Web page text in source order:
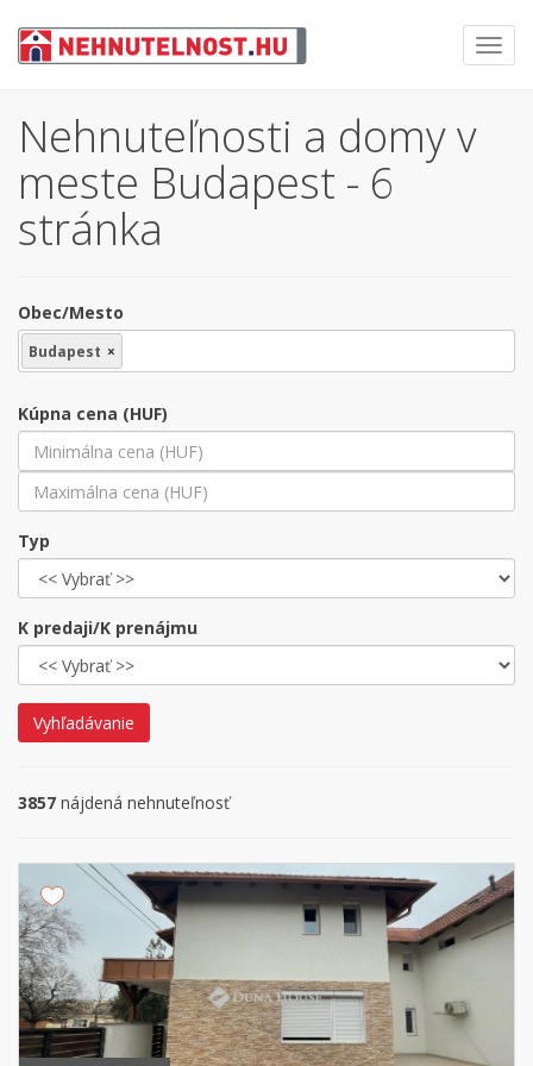
Nehnuteľnosti a domy v
meste Budapest - 6
stránka
Obec/Mesto
Budapest ×
Kúpna cena (HUF)
Typ
K predaji/K prenájmu
Vyhľadávanie
3857 nájdená nehnuteľnosť